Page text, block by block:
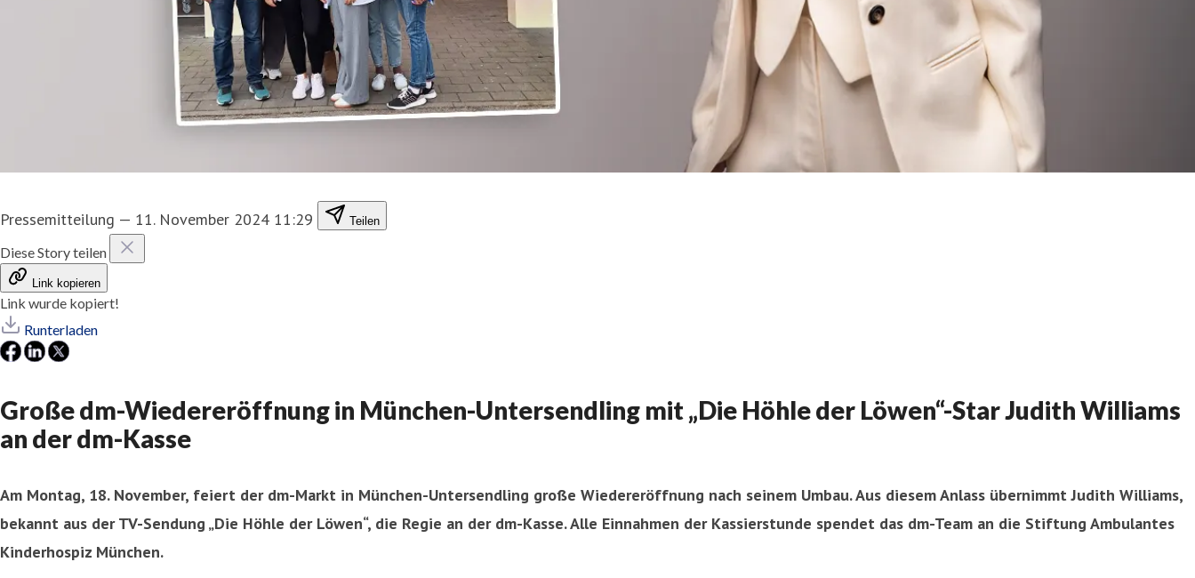
Pressemitteilung — 11. November 2024 11:29 Teilen
Diese Story teilen
Link kopieren
Link wurde kopiert!
Runterladen
Große dm-Wiedereröffnung in München-Untersendling mit „Die Höhle der Löwen“-Star Judith Williams
an der dm-Kasse
Am Montag, 18. November, feiert der dm-Markt in München-Untersendling große Wiedereröffnung nach seinem Umbau. Aus diesem Anlass übernimmt Judith Williams,
bekannt aus der TV-Sendung „Die Höhle der Löwen“, die Regie an der dm-Kasse. Alle Einnahmen der Kassierstunde spendet das dm-Team an die Stiftung Ambulantes
Kinderhospiz München.